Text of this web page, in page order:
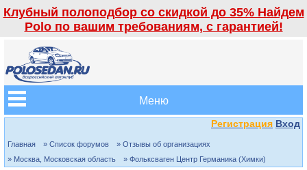
Клубный полоподбор со скидкой до 35% Найдем
Polo по вашим требованиям, с гарантией!
Меню
Регистрация Вход
Главная » Список форумов
» Отзывы об организациях
» Москва, Московская область
» Фольксваген Центр Германика (Химки)